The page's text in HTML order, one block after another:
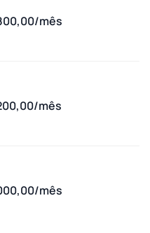
mês
mês
mês